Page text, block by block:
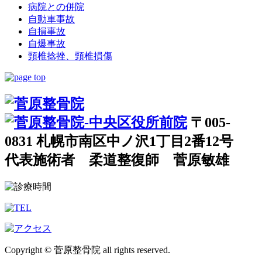
病院との併院
自動車事故
自損事故
自爆事故
頸椎捻挫、頸椎損傷
〒005-
0831 札幌市南区中ノ沢1丁目2番12号
代表施術者 柔道整復師 菅原敏雄
Copyright © 菅原整骨院 all rights reserved.